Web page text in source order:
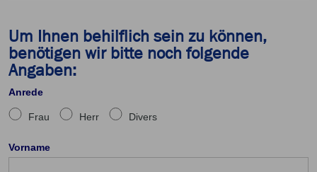
Um Ihnen behilflich sein zu können,
benötigen wir bitte noch folgende
Angaben:
Anrede
Frau Herr Divers
Vorname